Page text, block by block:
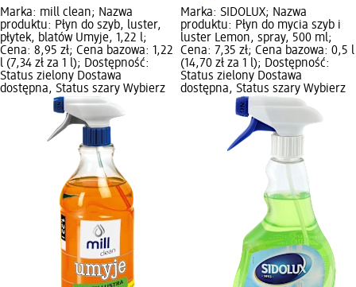
Marka: mill clean; Nazwa
produktu: Płyn do szyb, luster,
płytek, blatów Umyje, 1,22 l;
Cena: 8,95 zł; Cena bazowa: 1,22
l (7,34 zł za 1 l); Dostępność:
Status zielony Dostawa
dostępna, Status szary Wybierz
Marka: SIDOLUX; Nazwa
produktu: Płyn do mycia szyb i
luster Lemon, spray, 500 ml;
Cena: 7,35 zł; Cena bazowa: 0,5 l
(14,70 zł za 1 l); Dostępność:
Status zielony Dostawa
dostępna, Status szary Wybierz